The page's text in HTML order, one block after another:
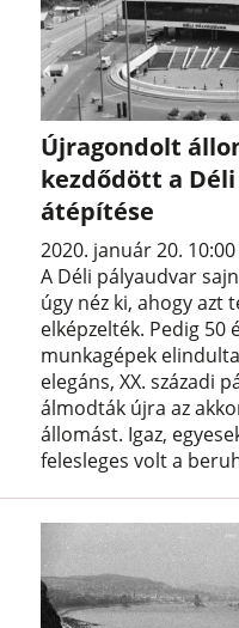
Újragondolt
kezdődött a
átépítése
2020. január 20. 10:00
A Déli pályaudvar
úgy néz ki, ahogy azt
elképzelték. Pedig 50
munkagépek
elegáns, XX. századi
álmodták újra az
állomást. Igaz,
felesleges volt a